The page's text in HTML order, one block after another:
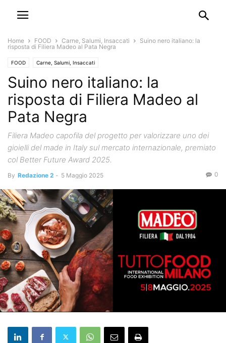
Home FOOD Carne, Salumi, Insaccati
Suino nero italiano: la
risposta di Filiera Madeo al Pata Negra
FOOD Carne, Salumi, Insaccati
Suino nero italiano: la
risposta di Filiera Madeo al
Pata Negra
Filiera Madeo capofila del progetto per valorizzare uno dei
gioielli del made in Italy sul mercato internazionale, premiato
col Better Future Award 2025.
By Redazione 2 - 5 Maggio 2025 0